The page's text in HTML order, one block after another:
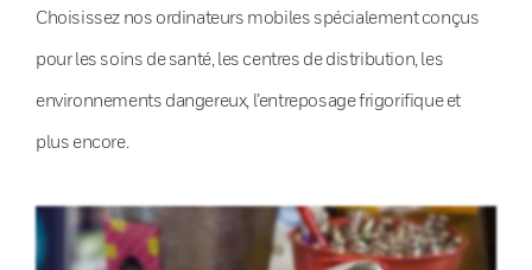
Choisissez nos ordinateurs mobiles spécialement conçus
pour les soins de santé, les centres de distribution, les
environnements dangereux, l’entreposage frigorifique et
plus encore.